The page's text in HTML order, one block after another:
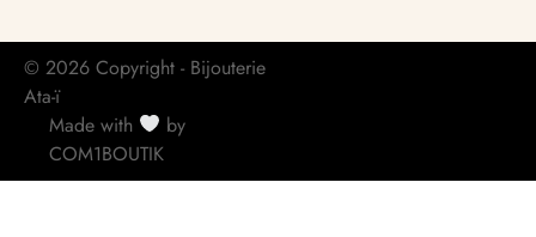
© 2026 Copyright - Bijouterie
Ata-ï
Made with
by
COM1BOUTIK